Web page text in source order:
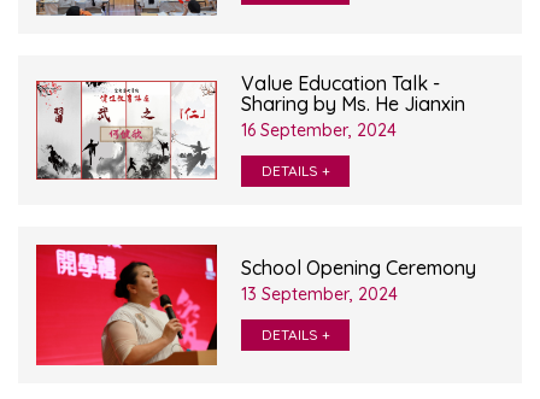
Value Education Talk -
Sharing by Ms. He Jianxin
16 September, 2024
DETAILS +
School Opening Ceremony
13 September, 2024
DETAILS +